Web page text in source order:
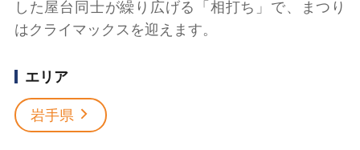
した屋台同士が繰り広げる「相打ち」で、まつり
はクライマックスを迎えます。
エリア
岩手県